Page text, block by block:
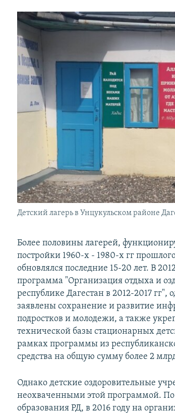
Детский лагерь в Унцукульском районе
Более половины лагерей,
постройки 1960-х - 1980-х гг
обновлялся последние 15-20 лет. В
программа "Организация отдыха и
республике Дагестан в 2012-2017
заявлены сохранение и развитие
подростков и молодежи, а также
технической базы стационарных
рамках программы из
средства на общую сумму более 2
Однако детские оздоровительные
неохваченными этой программой.
образования РД, в 2016 году на